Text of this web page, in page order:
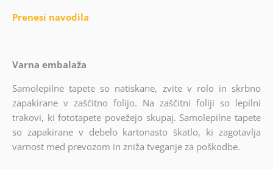
Prenesi navodila
Varna embalaža
Samolepilne tapete so natiskane, zvite v rolo in skrbno
zapakirane v zaščitno folijo. Na zaščitni foliji so lepilni
trakovi, ki fototapete povežejo skupaj. Samolepilne tapete
so zapakirane v debelo kartonasto škatlo, ki zagotavlja
varnost med prevozom in zniža tveganje za poškodbe.